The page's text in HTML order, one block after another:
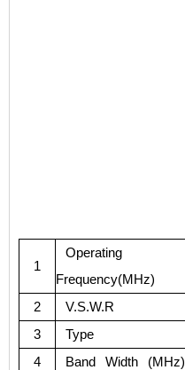
1
Operating
Frequency(MHz)
2 V.S.W.R
3
Type
4
Band Width (MHz)